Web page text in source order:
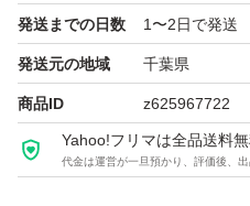
発送までの日数 1〜2日で発送
発送元の地域 千葉県
商品ID z625967722
Yahoo!フリマは全品送料
代金は運営が一旦預かり、評価後、